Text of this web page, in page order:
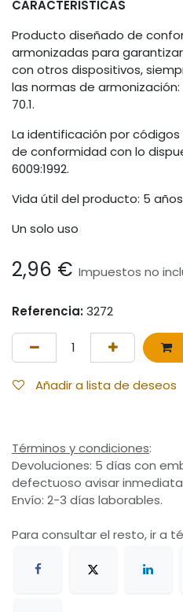
CARACTERISTICAS
Producto diseñado de
armonizadas para
con otros dispositivos,
las normas de armonización:
70.1.
La identificación por
de conformidad con lo
6009:1992.
Vida útil del producto: 5
Un solo uso
2,96 € Impuestos no
Referencia:3272
Añadir a lista de deseos
Términos y condiciones:
Devoluciones: 5 días con
defectuoso avisar
Envío: 2-3 días laborables.
Para consultar el resto, ir a